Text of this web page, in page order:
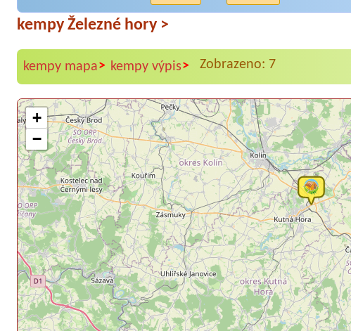
kempy Železné hory >
kempy mapa> kempy výpis> Zobrazeno: 7
+
−